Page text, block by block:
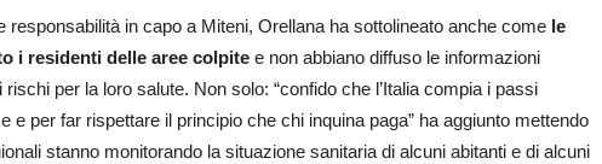
responsabilità in capo a Miteni, Orellana ha sottolineato anche come le
i residenti delle aree colpite e non abbiano diffuso le informazioni
per la loro salute. Non solo: “confido che l’Italia compia i passi
e per far rispettare il principio che chi inquina paga” ha aggiunto mettendo
stanno monitorando la situazione sanitaria di alcuni abitanti e di alcuni